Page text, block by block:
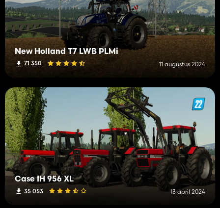
New Holland T7 LWB PLMi
71 350 11 augustus 2024
Case IH 956 XL
35 053 13 april 2024